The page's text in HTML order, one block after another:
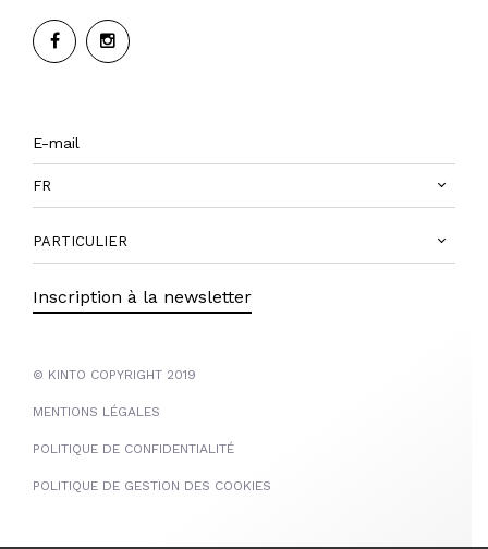
FR
PARTICULIER
Inscription à la newsletter
© KINTO COPYRIGHT 2019
MENTIONS LÉGALES
POLITIQUE DE CONFIDENTIALITÉ
POLITIQUE DE GESTION DES COOKIES